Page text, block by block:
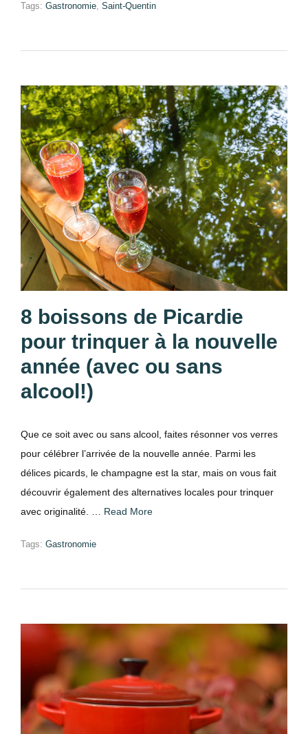
Tags: Gastronomie, Saint-Quentin
8 boissons de Picardie
pour trinquer à la nouvelle
année (avec ou sans
alcool!)
Que ce soit avec ou sans alcool, faites résonner vos verres
pour célébrer l’arrivée de la nouvelle année. Parmi les
délices picards, le champagne est la star, mais on vous fait
découvrir également des alternatives locales pour trinquer
avec originalité. … Read More
Tags: Gastronomie